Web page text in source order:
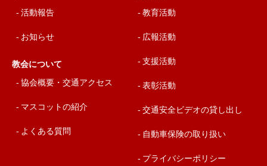
活動報告
お知らせ
教会について
協会概要・交通アクセス
マスコットの紹介
よくある質問
教育活動
広報活動
支援活動
表彰活動
交通安全ビデオの貸し出し
自動車保険の取り扱い
プライバシーポリシー